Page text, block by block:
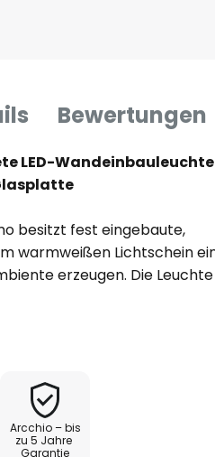
Bewertungen
LED-Wandeinbauleuchte
besitzt fest eingebaute,
warmweißen Lichtschein
erzeugen. Die Leuchte
besitzt eine quadratische
lässt sie sich in
hervorragend im
sehr gut für die
Eingangsbereichen.
Arcchio – bis
zu 5 Jahre
Garantie